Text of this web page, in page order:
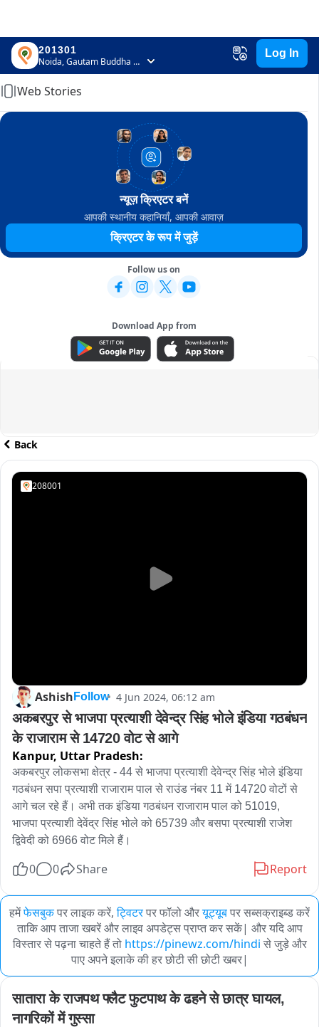
201301
Noida, Gautam Buddha Nagar, Uttar Pradesh
Log In
Home
Web Stories
न्यूज़ क्रिएटर बनें
आपकी स्थानीय कहानियाँ, आपकी आवाज़
क्रिएटर के रूप में जुड़ें
Follow us on
Download App from
ADVERTISEMENT
Back
208001
Ashish Follow 4 Jun 2024, 06:12 am
अकबरपुर से भाजपा प्रत्याशी देवेन्द्र सिंह भोले इंडिया गठबंधन
के राजाराम से 14720 वोट से आगे
Kanpur, Uttar Pradesh:
अकबरपुर लोकसभा क्षेत्र - 44 से भाजपा प्रत्याशी देवेन्द्र सिंह भोले इंडिया
गठबंधन सपा प्रत्याशी राजाराम पाल से राउंड नंबर 11 में 14720 वोटों से
आगे चल रहे हैं। अभी तक इंडिया गठबंधन राजाराम पाल को 51019,
भाजपा प्रत्याशी देवेंद्र सिंह भोले को 65739 और बसपा प्रत्याशी राजेश
द्विवेदी को 6966 वोट मिले हैं।
0 0 Share Report
हमेंफेसबुकपर लाइक करें, ट्विटरपर फॉलो औरयूट्यूबपर सब्सक्राइब्ड करें
ताकि आप ताजा खबरें और लाइव अपडेट्स प्राप्त कर सकें| और यदि आप
विस्तार से पढ़ना चाहते हैं तो https://pinewz.com/hindi से जुड़े और
पाए अपने इलाके की हर छोटी सी छोटी खबर|
सातारा के राजपथ फ्लैट फुटपाथ के ढहने से छात्र घायल,
नागरिकों में गुस्सा